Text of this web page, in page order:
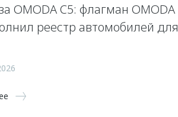
OMODA C5: флагман OMODA
реестр автомобилей для